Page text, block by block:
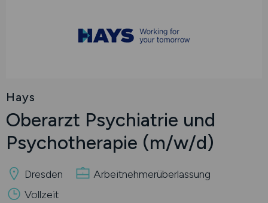
Hays
Oberarzt Psychiatrie und
Psychotherapie (m/w/d)
Dresden
Arbeitnehmerüberlassung
Vollzeit